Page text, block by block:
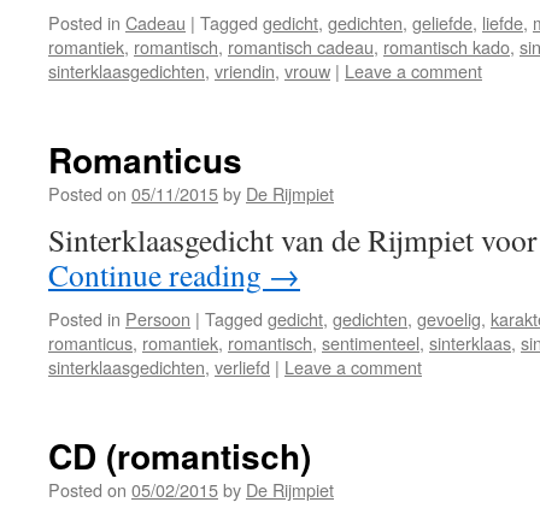
Posted in Cadeau | Tagged gedicht, gedichten, geliefde, liefde,
romantiek, romantisch, romantisch cadeau, romantisch kado,
sinterklaasgedichten, vriendin, vrouw | Leave a comment
Romanticus
Posted on 05/11/2015by De Rijmpiet
Sinterklaasgedicht van de Rijmpiet
Continue reading →
Posted in Persoon | Tagged gedicht, gedichten, gevoelig,
romanticus, romantiek, romantisch, sentimenteel, sinterklaas,
sinterklaasgedichten, verliefd | Leave a comment
CD (romantisch)
Posted on 05/02/2015by De Rijmpiet